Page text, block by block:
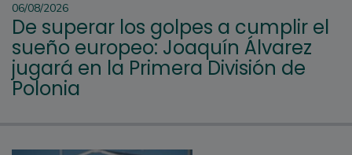
06/08/2026
De superar los golpes a cumplir el
sueño europeo: Joaquín Álvarez
jugará en la Primera División de
Polonia